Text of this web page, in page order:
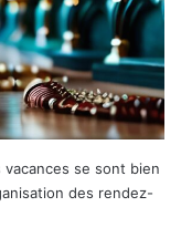
se sont bien
des rendez-